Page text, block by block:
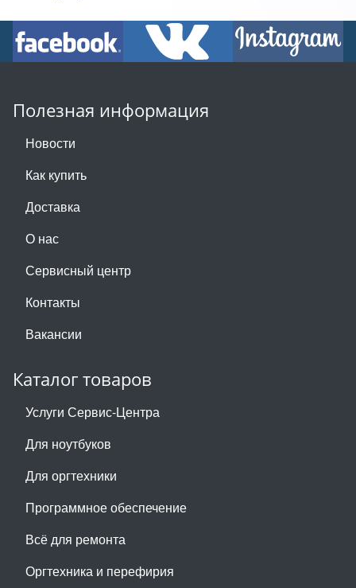
Полезная информация
Новости
Как купить
Доставка
О нас
Сервисный центр
Контакты
Вакансии
Каталог товаров
Услуги Сервис-Центра
Для ноутбуков
Для оргтехники
Программное обеспечение
Всё для ремонта
Оргтехника и перефирия